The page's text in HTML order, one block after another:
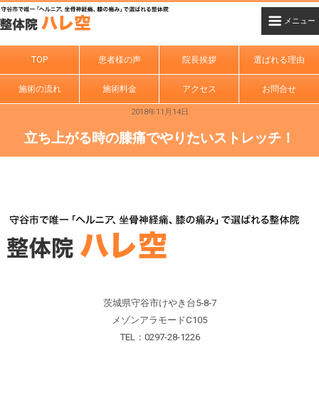
TOP 患者様の声 院長挨拶 選ばれる理由
施術の流れ 施術料金 アクセス お問合せ
2018年11月14日
立ち上がる時の膝痛でやりたいストレッチ！
茨城県守谷市けやき台5‐8‐7
メゾンアラモードC105
TEL：0297-28-1226